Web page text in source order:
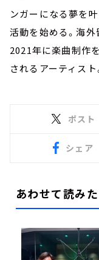
ンガーになる夢を
活動を始める。海外
2021年に楽曲制作
されるアーティスト
ポスト
シェア
あわせて読み